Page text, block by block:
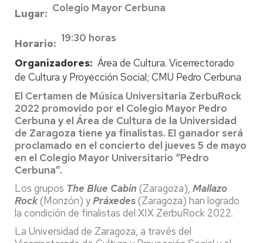
Lugar Colegio Mayor Cerbuna
Horario
19:30 horas
Organizadores Área de Cultura. Vicerrectorado
de Cultura y Proyección Social; CMU Pedro Cerbuna
El Certamen de Música Universitaria ZerbuRock
2022 promovido por el Colegio Mayor Pedro
Cerbuna y el Área de Cultura de la Universidad
de Zaragoza tiene ya finalistas. El ganador será
proclamado en el concierto del jueves 5 de mayo
en el Colegio Mayor Universitario “Pedro
Cerbuna”.
Los grupos The Blue Cabin (Zaragoza), Mallazo
Rock(Monzón) yPráxedes(Zaragoza) han logrado
la condición de finalistas del XIX ZerbuRock 2022.
La Universidad de Zaragoza, a través del